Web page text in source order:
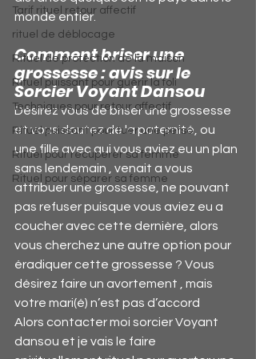
Tarif rituel retour affectif
rituel de déblocage
Rituel de protection de la maison
Rituel puissant pour guérir la foli
Techniques pour retour affectif
Rituel puissant pour tuer une perso
Rituel pour récupérer sa femme
Rituel pour séparer sa femme
monde entier.
Comment briser une
grossesse : avis sur le
Sorcier Voyant Dansou
Désirez vous de briser une grossesse
et vous doutez de la paternité, ou
une fille avec qui vous aviez eu un plan
sans lendemain , venait a vous
attribuer une grossesse, ne pouvant
pas refuser puisque vous aviez eu a
coucher avec cette dernière, alors
vous cherchez une autre option pour
éradiquer cette grossesse ? Vous
désirez faire un avortement , mais
votre mari(é) n’est pas d’accord
Alors contacter moi sorcier Voyant
dansou et je vais le faire